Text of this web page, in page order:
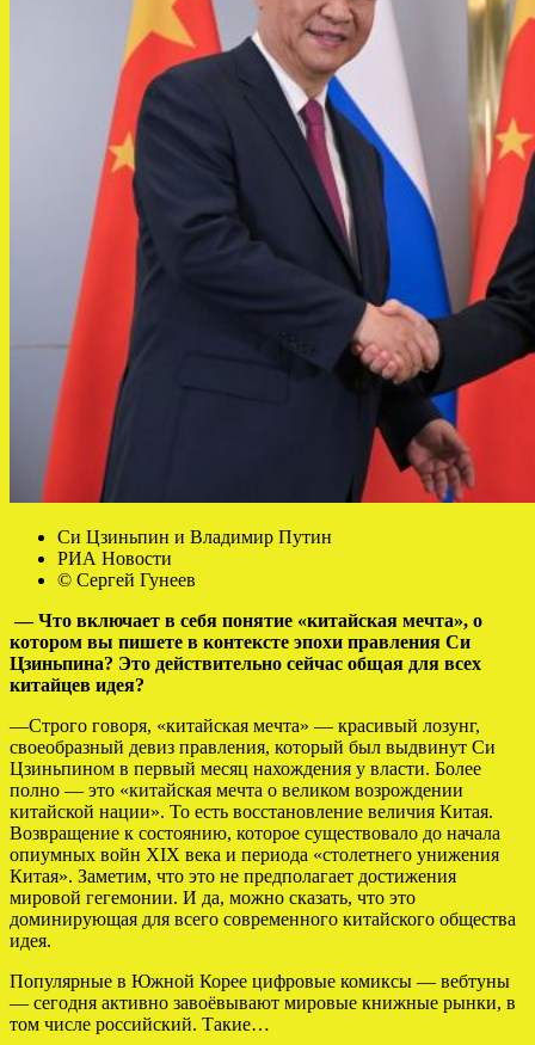
Си Цзиньпин и Владимир Путин
РИА Новости
© Сергей Гунеев
— Что включает в себя понятие «китайская мечта», о
котором вы пишете в контексте эпохи правления Си
Цзиньпина? Это действительно сейчас общая для всех
китайцев идея?
—Строго говоря, «китайская мечта» — красивый лозунг,
своеобразный девиз правления, который был выдвинут Си
Цзиньпином в первый месяц нахождения у власти. Более
полно — это «китайская мечта о великом возрождении
китайской нации». То есть восстановление величия Китая.
Возвращение к состоянию, которое существовало до начала
опиумных войн XIX века и периода «столетнего унижения
Китая». Заметим, что это не предполагает достижения
мировой гегемонии. И да, можно сказать, что это
доминирующая для всего современного китайского общества
идея.
Популярные в Южной Корее цифровые комиксы — вебтуны
— сегодня активно завоёвывают мировые книжные рынки, в
том числе российский. Такие…